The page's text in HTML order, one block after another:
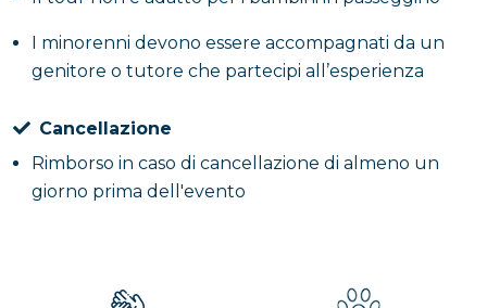
I minorenni devono essere accompagnati da un
genitore o tutore che partecipi all’esperienza
Cancellazione
Rimborso in caso di cancellazione di almeno un
giorno prima dell'evento